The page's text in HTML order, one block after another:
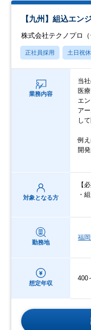
【九州】組込エン
株式会社テクノプロ
正社員採用 土日祝
業務内容
当
医
エ
ア
し
例
開
対象となる方
【
・
勤務地
福
想定年収
400